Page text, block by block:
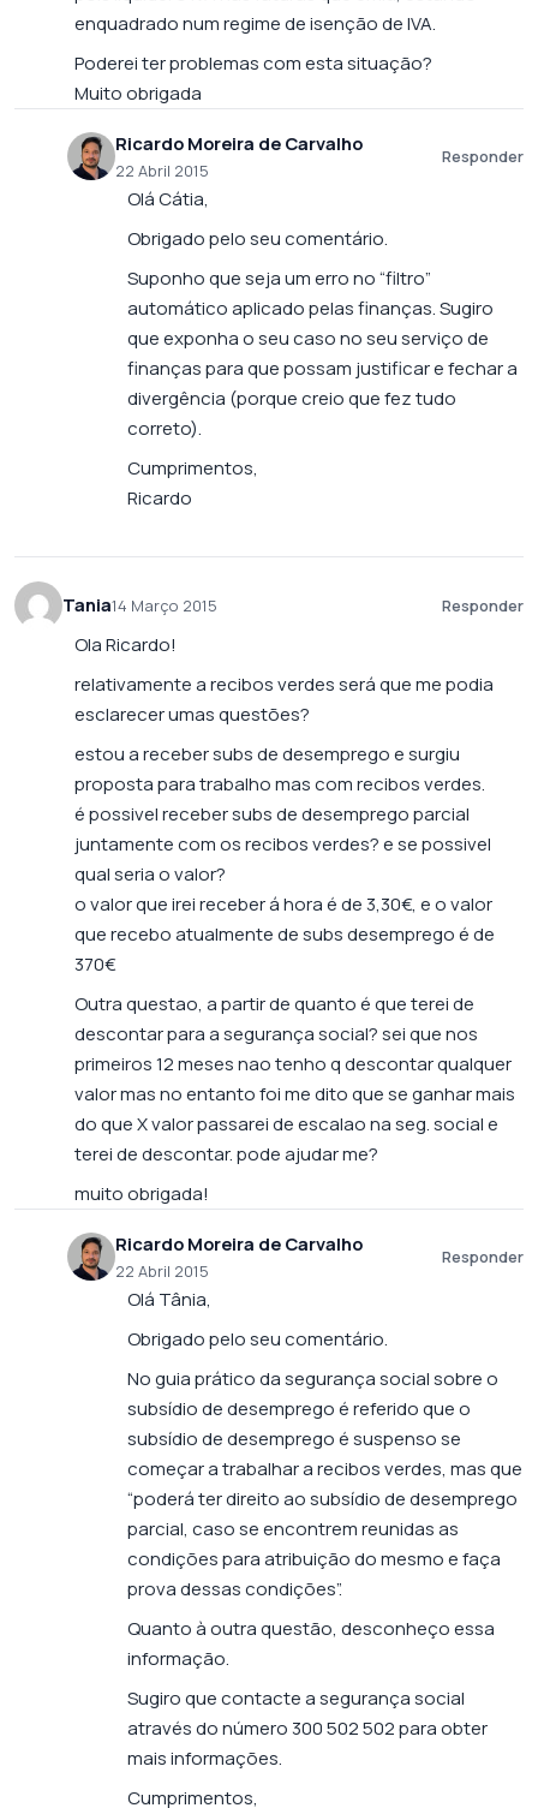
enquadrado num regime de isenção de IVA.
Poderei ter problemas com esta situação?
Muito obrigada
Ricardo Moreira de Carvalho
22 Abril 2015
Responder
Olá Cátia,
Obrigado pelo seu comentário.
Suponho que seja um erro no “filtro”
automático aplicado pelas finanças. Sugiro
que exponha o seu caso no seu serviço de
finanças para que possam justificar e fechar a
divergência (porque creio que fez tudo
correto).
Cumprimentos,
Ricardo
Tania14 Março 2015 Responder
Ola Ricardo!
relativamente a recibos verdes será que me podia
esclarecer umas questões?
estou a receber subs de desemprego e surgiu
proposta para trabalho mas com recibos verdes.
é possivel receber subs de desemprego parcial
juntamente com os recibos verdes? e se possivel
qual seria o valor?
o valor que irei receber á hora é de 3,30€, e o valor
que recebo atualmente de subs desemprego é de
370€
Outra questao, a partir de quanto é que terei de
descontar para a segurança social? sei que nos
primeiros 12 meses nao tenho q descontar qualquer
valor mas no entanto foi me dito que se ganhar mais
do que X valor passarei de escalao na seg. social e
terei de descontar. pode ajudar me?
muito obrigada!
Ricardo Moreira de Carvalho
22 Abril 2015
Responder
Olá Tânia,
Obrigado pelo seu comentário.
No guia prático da segurança social sobre o
subsídio de desemprego é referido que o
subsídio de desemprego é suspenso se
começar a trabalhar a recibos verdes, mas que
“poderá ter direito ao subsídio de desemprego
parcial, caso se encontrem reunidas as
condições para atribuição do mesmo e faça
prova dessas condições”.
Quanto à outra questão, desconheço essa
informação.
Sugiro que contacte a segurança social
através do número 300 502 502 para obter
mais informações.
Cumprimentos,